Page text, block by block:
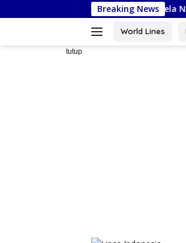
ke
Breaking News
Ikuti Kejurnas Piala Bela Negara di
World Lines
tutup